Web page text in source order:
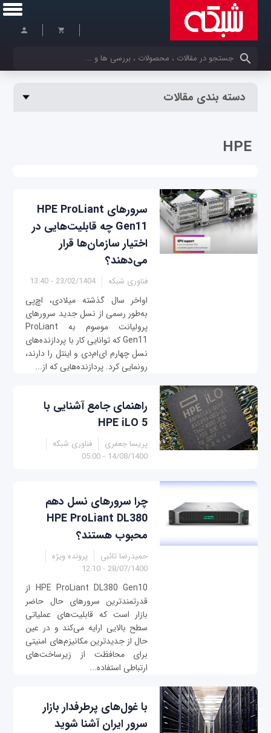
کلمات کلیدی خود را وارد کنید
دسته بندی مقالات
HPE
سرورهای HPE ProLiant
Gen11 چه قابلیت‌هایی در
اختیار سازمان‌ها قرار
می‌دهند؟
فناوری شبکه 23/02/1404 - 13:40
اواخر سال گذشته میلادی، اچ‌پی
به‌طور رسمی از نسل جدید سرورهای
پرولیانت موسوم به ProLiant
Gen11 که توانایی کار با پردازنده‌های
نسل چهارم ای‌ام‌دی و اینتل را دارند،
رونمایی کرد. پردازنده‌هایی که از...
راهنمای جامع آشنایی با
HPE iLO 5
پریسا جعفری
فناوری شبکه
14/08/1400 - 05:00
چرا سرورهای نسل دهم
HPE ProLiant DL380
محبوب هستند؟
حمیدرضا تائبی
پرونده ویژه
28/07/1400 - 12:10
HPE ProLiant DL380 Gen10 از
قدرتمندترین سرورهای حال حاضر
بازار است که قابلیت‌های عملیاتی
سطح بالایی ارایه می‌کند و در عین
حال از جدیدترین مکانیزم‌های امنیتی
برای محافظت از زیرساخت‌های
ارتباطی استفاده...
با غول‌های پرطرفدار بازار
سرور ایران آشنا شوید